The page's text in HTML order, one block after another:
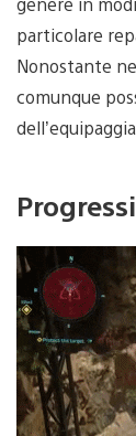
particolare
Nonostante
comunque